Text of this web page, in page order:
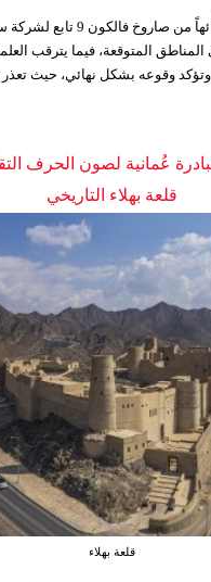
يُعتقد أن جزءاً ضخماً تائهاً
المتوقعة، فيما يترقب
وقوعه بشكل نهائي، حيث
عُمانية لصون الحرف
قلعة بهلاء التاريخي
قلعة بهلاء